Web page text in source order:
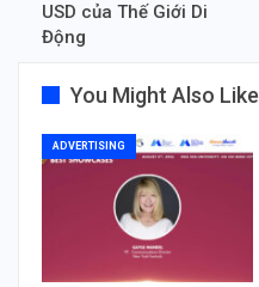
USD của Thế Giới Di
Động
You Might Also Like
ADVERTISING